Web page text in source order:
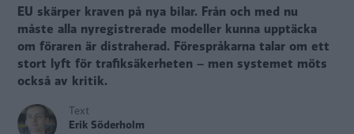
EU skärper kraven på nya bilar. Från och med nu
måste alla nyregistrerade modeller kunna upptäcka
om föraren är distraherad. Förespråkarna talar om ett
stort lyft för trafiksäkerheten – men systemet möts
också av kritik.
Text
Erik Söderholm